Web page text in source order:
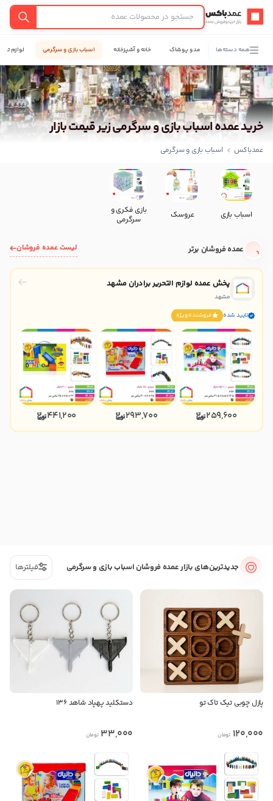
عمدباکس — بازگشت به صفحه اصلی
جستجو
همه دسته‌ها مد و پوشاک خانه و آشپزخانه اسباب بازی و سرگرمی لوازم
خرید عمده اسباب بازی و سرگرمی زیر قیمت بازار
عمدباکس اسباب بازی و سرگرمی
اسباب بازی عروسک
بازی فکری و
سرگرمی
عمده فروشان برتر لیست عمده فروشان
پخش عمده لوازم التحریر برادران مشهد
مشهد
تایید شده
فروشنده ويژه
259,600
293,700
441,200
جدیدترین‌های بازار عمده فروشان اسباب بازی و سرگرمی فیلترها
پازل چوبی تیک تاک تو
120,000 تومان
دستکلید پهپاد شاهد ۱۳۶
33,000 تومان